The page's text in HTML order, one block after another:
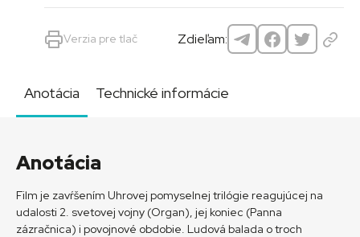
Verzia pre tlač Zdieľam:
Anotácia Technické informácie
Anotácia
Film je zavŕšením Uhrovej pomyselnej trilógie reagujúcej na
udalosti 2. svetovej vojny (Organ), jej koniec (Panna
zázračnica) i povojnové obdobie. Ludová balada o troch